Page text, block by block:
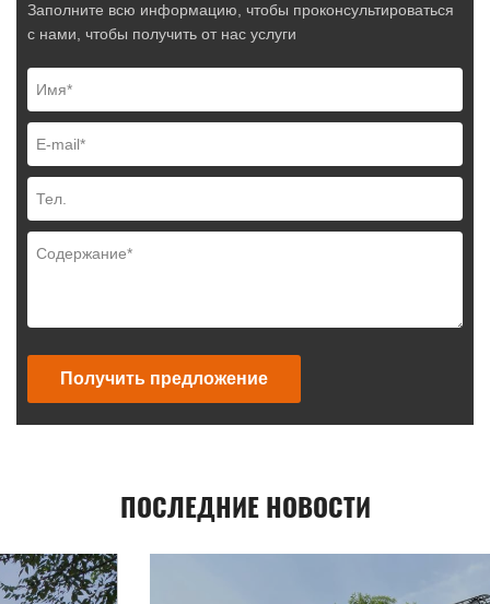
Заполните всю информацию, чтобы проконсультироваться
с нами, чтобы получить от нас услуги
Получить предложение
ПОСЛЕДНИЕ НОВОСТИ